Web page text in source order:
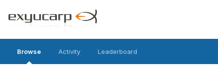
Browse Activity Leaderboard